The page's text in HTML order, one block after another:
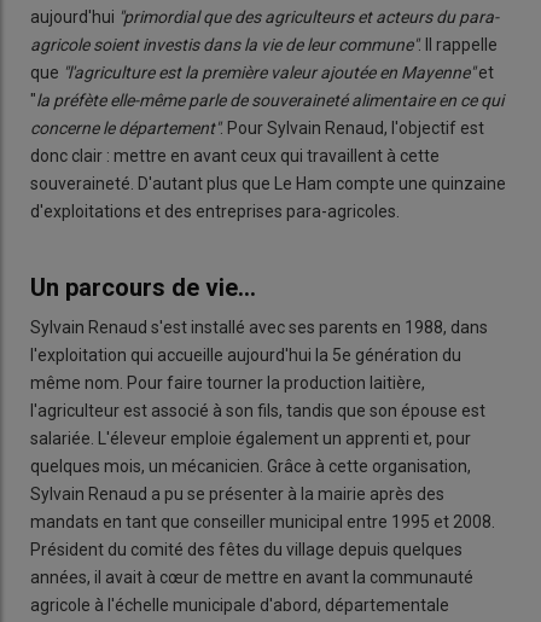
aujourd'hui "primordial que des agriculteurs et acteurs du para-
agricole soient investis dans la vie de leur commune". Il rappelle
que "l'agriculture est la première valeur ajoutée en Mayenne"et
"la préfète elle-même parle de souveraineté alimentaire en ce qui
concerne le département". Pour Sylvain Renaud, l'objectif est
donc clair : mettre en avant ceux qui travaillent à cette
souveraineté. D'autant plus que Le Ham compte une quinzaine
d'exploitations et des entreprises para-agricoles.
Un parcours de vie...
Sylvain Renaud s'est installé avec ses parents en 1988, dans
l'exploitation qui accueille aujourd'hui la 5e génération du
même nom. Pour faire tourner la production laitière,
l'agriculteur est associé à son fils, tandis que son épouse est
salariée. L'éleveur emploie également un apprenti et, pour
quelques mois, un mécanicien. Grâce à cette organisation,
Sylvain Renaud a pu se présenter à la mairie après des
mandats en tant que conseiller municipal entre 1995 et 2008.
Président du comité des fêtes du village depuis quelques
années, il avait à cœur de mettre en avant la communauté
agricole à l'échelle municipale d'abord, départementale